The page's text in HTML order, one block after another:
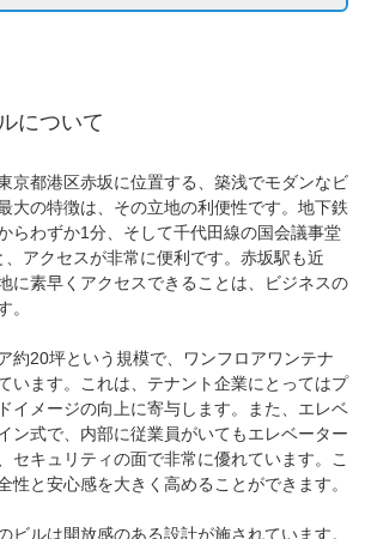
について
京都港区赤坂に位置する、築浅でモダンなビ
大の特徴は、その立地の利便性です。地下鉄
らわずか1分、そして千代田線の国会議事堂
アクセスが非常に便利です。赤坂駅も近
に素早くアクセスできることは、ビジネスの
。
約20坪という規模で、ワンフロアワンテナ
います。これは、テナント企業にとってはプ
イメージの向上に寄与します。また、エレベ
ン式で、内部に従業員がいてもエレベーター
セキュリティの面で非常に優れています。こ
性と安心感を大きく高めることができます。
ビルは開放感のある設計が施されています。